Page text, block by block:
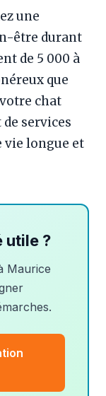
une
être durant
de 5 000 à
que
chat
services
vie longue et
utile ?
Maurice